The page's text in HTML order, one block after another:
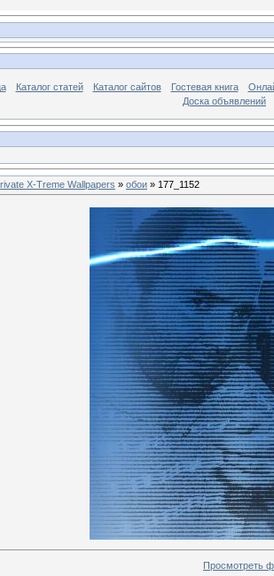
Каталог статей Каталог сайтов Гостевая книга
Доска объявлений
X-Treme Wallpapers » обои » 177_1152
Просмотреть